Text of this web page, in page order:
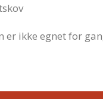
ikke egnet for